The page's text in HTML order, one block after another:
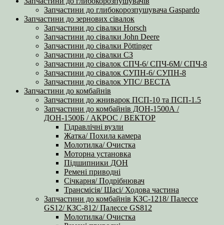
Запчастини до глибокорозпушувача Gaspardo
Запчастини до зернових сівалок
Запчастини до сівалки Horsch
Запчастини до сівалки John Deere
Запчастини до сівалки Pöttinger
Запчастини до сівалки СЗ
Запчастини до сівалок СПЧ-6/ СПЧ-6М/ СПЧ-8
Запчастини до сівалок СУПН-6/ СУПН-8
Запчастини до сівалок УПС/ ВЕСТА
Запчастини до комбайнів
Запчастини до жниварок ПСП-10 та ПСП-1.5
Запчастини до комбайнів ДОН-1500А /
ДОН-1500Б / АКРОС / ВЕКТОР
Гідравлічні вузли
Жатка/ Похила камера
Молотилка/ Очистка
Моторна установка
Підшипники ДОН
Ремені приводні
Січкарня/ Подрібнювач
Трансмісія/ Шасі/ Ходова частина
Запчастини до комбайнів КЗС-1218/ Палессе
GS12/ КЗС-812/ Палессе GS812
Молотилка/ Очистка